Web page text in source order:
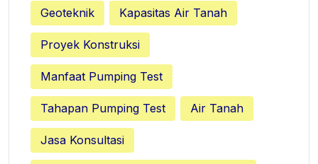
Geoteknik Kapasitas Air Tanah
Proyek Konstruksi
Manfaat Pumping Test
Tahapan Pumping Test Air Tanah
Jasa Konsultasi